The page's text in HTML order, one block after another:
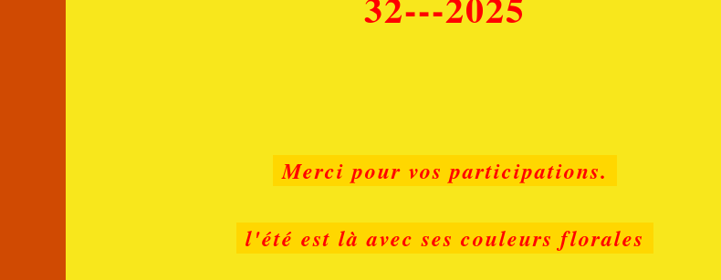
Merci pour vos participations.
l'été est là avec ses couleurs florales